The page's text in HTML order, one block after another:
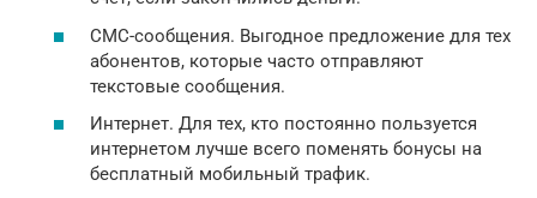
СМС-сообщения. Выгодное предложение для тех
абонентов, которые часто отправляют
текстовые сообщения.
Интернет. Для тех, кто постоянно пользуется
интернетом лучше всего поменять бонусы на
бесплатный мобильный трафик.